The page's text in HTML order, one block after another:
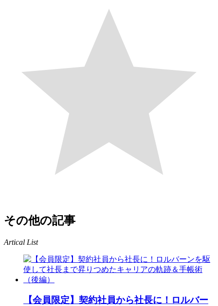
その他の記事
Artical List
【会員限定】契約社員から社長に！ロルバー